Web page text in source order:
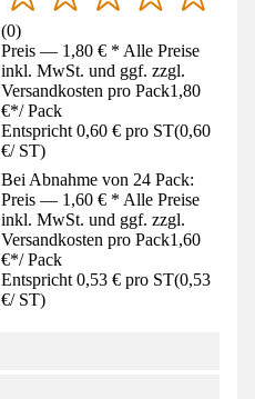
(0)
Preis — 1,80 € * Alle Preise
inkl. MwSt. und ggf. zzgl.
Versandkosten pro Pack1,80
€*/ Pack
Entspricht 0,60 € pro ST(0,60
€/ ST)
Bei Abnahme von 24 Pack:
Preis — 1,60 € * Alle Preise
inkl. MwSt. und ggf. zzgl.
Versandkosten pro Pack1,60
€*/ Pack
Entspricht 0,53 € pro ST(0,53
€/ ST)